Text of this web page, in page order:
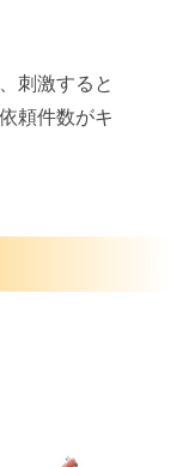
刺激すると
頼件数がキ